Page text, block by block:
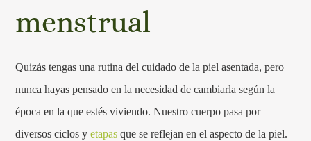
menstrual
Quizás tengas una rutina del cuidado de la piel asentada, pero
nunca hayas pensado en la necesidad de cambiarla según la
época en la que estés viviendo. Nuestro cuerpo pasa por
diversos ciclos yetapas que se reflejan en el aspecto de la piel.